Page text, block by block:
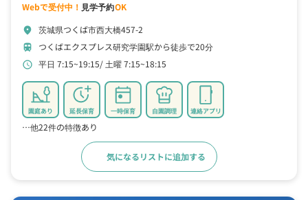
Webで受付中！ 見学予約OK
location_on 茨城県つくば市西大橋457-2
train つくばエクスプレス研究学園駅から徒歩で20分
schedule 平日 7:15~19:15 土曜 7:15~18:15
園庭あり 延長保育 一時保育 自園調理 連絡アプリ
…他22件の特徴あり
気になるリストに追加する